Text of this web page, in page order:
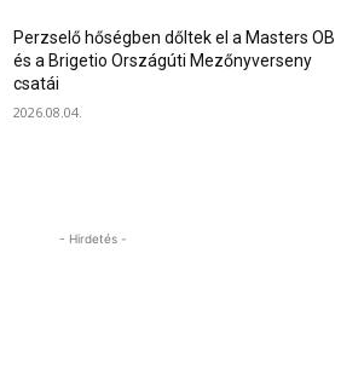
Perzselő hőségben dőltek el a Masters OB
és a Brigetio Országúti Mezőnyverseny
csatái
2026.08.04.
- Hirdetés -